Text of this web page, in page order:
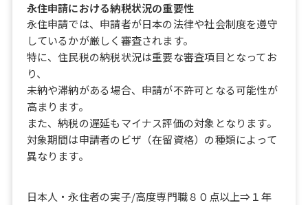
永住申請における納税状況の重要性
永住申請では、申請者が日本の法律や社会制度を遵守
しているかが厳しく審査されます。
特に、住民税の納税状況は重要な審査項目となってお
り、
未納や滞納がある場合、申請が不許可となる可能性が
高まります。
また、納税の遅延もマイナス評価の対象となります。
対象期間は申請者のビザ（在留資格）の種類によって
異なります。
日本人・永住者の実子/高度専門職８０点以上⇒１年